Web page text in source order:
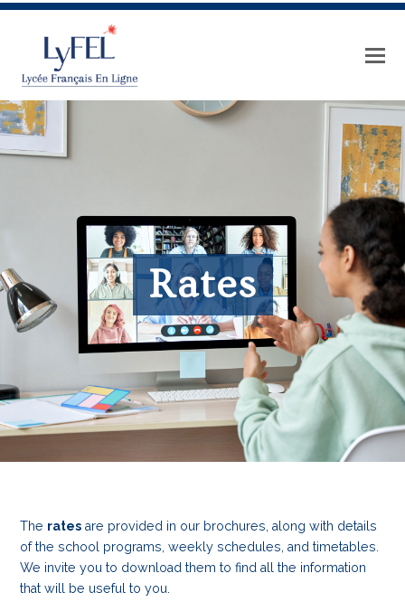
Rates
The rates are provided in our brochures, along with details
of the school programs, weekly schedules, and timetables.
We invite you to download them to find all the information
that will be useful to you.